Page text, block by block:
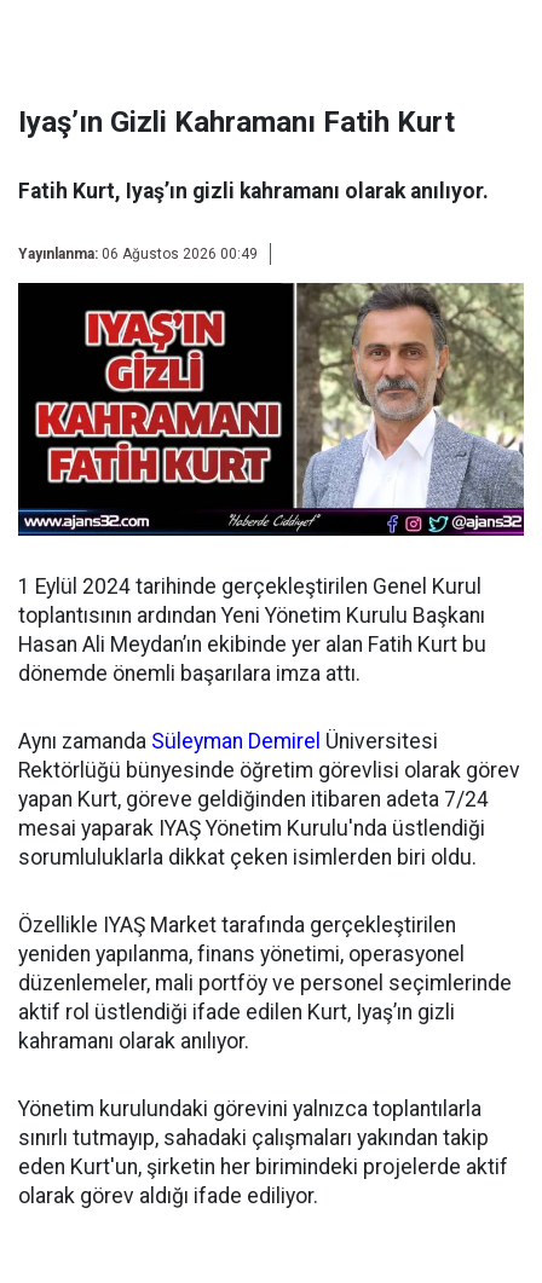
Iyaş’ın Gizli Kahramanı Fatih Kurt
Fatih Kurt, Iyaş’ın gizli kahramanı olarak anılıyor.
Yayınlanma: 06 Ağustos 2026 00:49
1 Eylül 2024 tarihinde gerçekleştirilen Genel Kurul
toplantısının ardından Yeni Yönetim Kurulu Başkanı
Hasan Ali Meydan’ın ekibinde yer alan Fatih Kurt bu
dönemde önemli başarılara imza attı.
Aynı zamanda Süleyman Demirel Üniversitesi
Rektörlüğü bünyesinde öğretim görevlisi olarak görev
yapan Kurt, göreve geldiğinden itibaren adeta 7/24
mesai yaparak IYAŞ Yönetim Kurulu'nda üstlendiği
sorumluluklarla dikkat çeken isimlerden biri oldu.
Özellikle IYAŞ Market tarafında gerçekleştirilen
yeniden yapılanma, finans yönetimi, operasyonel
düzenlemeler, mali portföy ve personel seçimlerinde
aktif rol üstlendiği ifade edilen Kurt, Iyaş’ın gizli
kahramanı olarak anılıyor.
Yönetim kurulundaki görevini yalnızca toplantılarla
sınırlı tutmayıp, sahadaki çalışmaları yakından takip
eden Kurt'un, şirketin her birimindeki projelerde aktif
olarak görev aldığı ifade ediliyor.